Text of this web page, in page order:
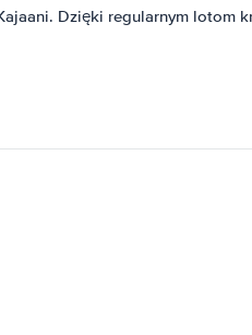
Dzięki regularnym lotom